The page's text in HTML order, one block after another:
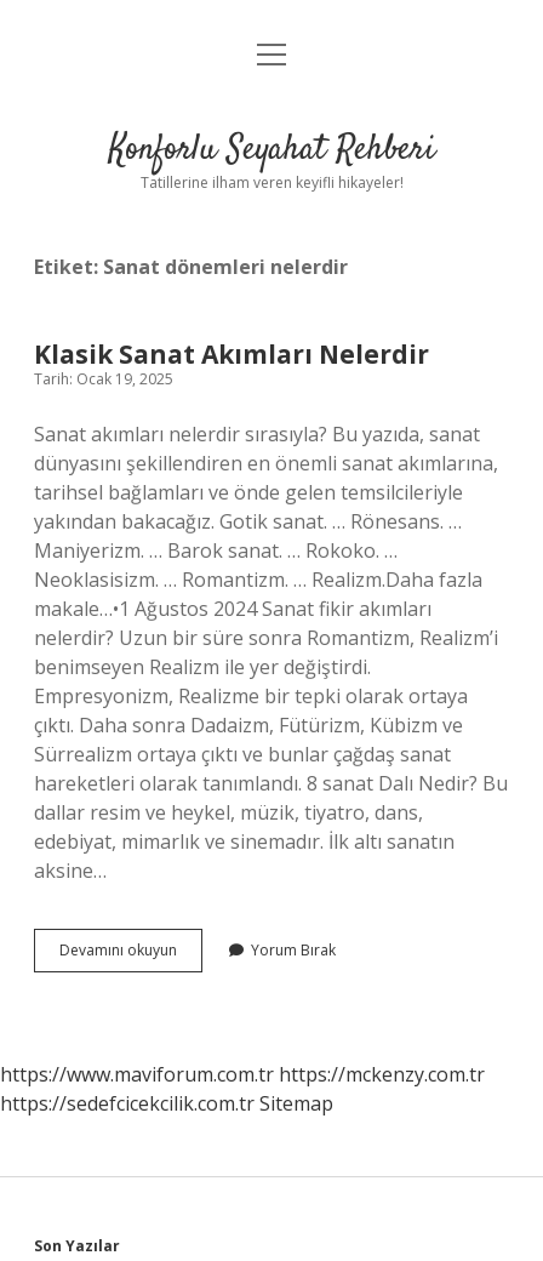
Anasayfa
Yasal Uyarı
menüyü
Konforlu Seyahat Rehberi
Tatillerine ilham veren keyifli hikayeler!
Etiket: Sanat dönemleri nelerdir
Klasik Sanat Akımları Nelerdir
Tarih: Ocak 19, 2025
Sanat akımları nelerdir sırasıyla? Bu yazıda, sanat
dünyasını şekillendiren en önemli sanat akımlarına,
tarihsel bağlamları ve önde gelen temsilcileriyle
yakından bakacağız. Gotik sanat. … Rönesans. …
Maniyerizm. … Barok sanat. … Rokoko. …
Neoklasisizm. … Romantizm. … Realizm.Daha fazla
makale…•1 Ağustos 2024 Sanat fikir akımları
nelerdir? Uzun bir süre sonra Romantizm, Realizm’i
benimseyen Realizm ile yer değiştirdi.
Empresyonizm, Realizme bir tepki olarak ortaya
çıktı. Daha sonra Dadaizm, Fütürizm, Kübizm ve
Sürrealizm ortaya çıktı ve bunlar çağdaş sanat
hareketleri olarak tanımlandı. 8 sanat Dalı Nedir? Bu
dallar resim ve heykel, müzik, tiyatro, dans,
edebiyat, mimarlık ve sinemadır. İlk altı sanatın
aksine…
Devamını okuyun
Sanat
Yorum Bırak
https://www.maviforum.com.tr https://mckenzy.com.tr
https://sedefcicekcilik.com.trSitemap
Son Yazılar